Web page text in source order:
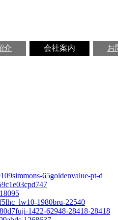
介 会社案内 お
65goldenvalue-pt-d
1980bru-22540
1422-62948-28418-28418